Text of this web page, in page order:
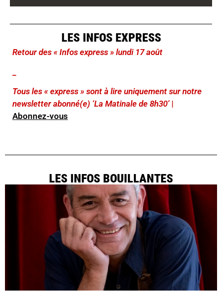
LES INFOS EXPRESS
Retour des « Infos express » lundi 17 août
Tous les « express » sont à lire uniquement sur notre
newsletter abonné(e) ‘La Matinale de 8h30’ |
Abonnez-vous
LES INFOS BOUILLANTES